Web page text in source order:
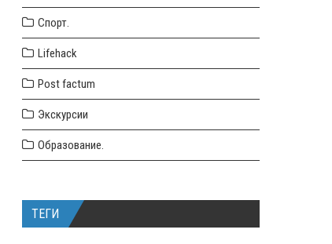
Спорт.
Lifehack
Post factum
Экскурсии
Образование.
ТЕГИ